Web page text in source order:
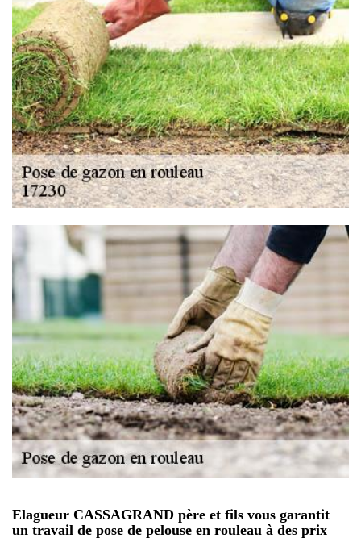
Elagueur CASSAGRAND père et fils vous garantit
un travail de pose de pelouse en rouleau à des prix